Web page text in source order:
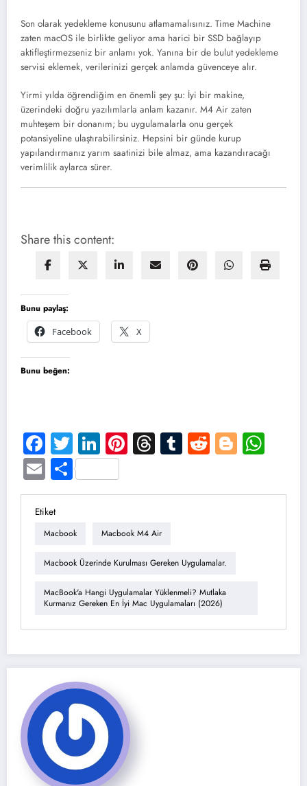
Son olarak yedekleme konusunu atlamamalısınız. Time Machine
zaten macOS ile birlikte geliyor ama harici bir SSD bağlayıp
aktifleştirmezseniz bir anlamı yok. Yanına bir de bulut yedekleme
servisi eklemek, verilerinizi gerçek anlamda güvenceye alır.
Yirmi yılda öğrendiğim en önemli şey şu: İyi bir makine,
üzerindeki doğru yazılımlarla anlam kazanır. M4 Air zaten
muhteşem bir donanım; bu uygulamalarla onu gerçek
potansiyeline ulaştırabilirsiniz. Hepsini bir günde kurup
yapılandırmanız yarım saatinizi bile almaz, ama kazandıracağı
verimlilik aylarca sürer.
Share this content:
Bunu paylaş:
Facebook
X
Bunu beğen:
Facebook
TwitterLinkedIn
Pinterest
Threads
Tumblr
Reddit
EmailShare
Etiket
Macbook Macbook M4 Air
Macbook Üzerinde Kurulması Gereken Uygulamalar.
MacBook'a Hangi Uygulamalar Yüklenmeli? Mutlaka
Kurmanız Gereken En İyi Mac Uygulamaları (2026)